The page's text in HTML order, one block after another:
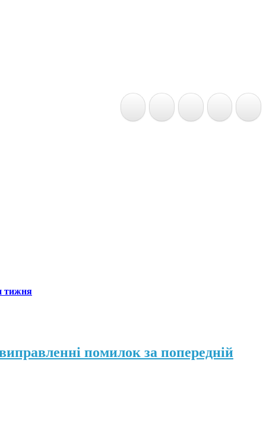
тижня
помилок за попередній